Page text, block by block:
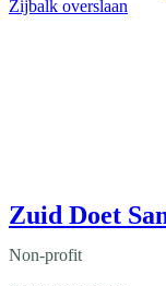
Zijbalk overslaan
Zuid Doet
Non-profit